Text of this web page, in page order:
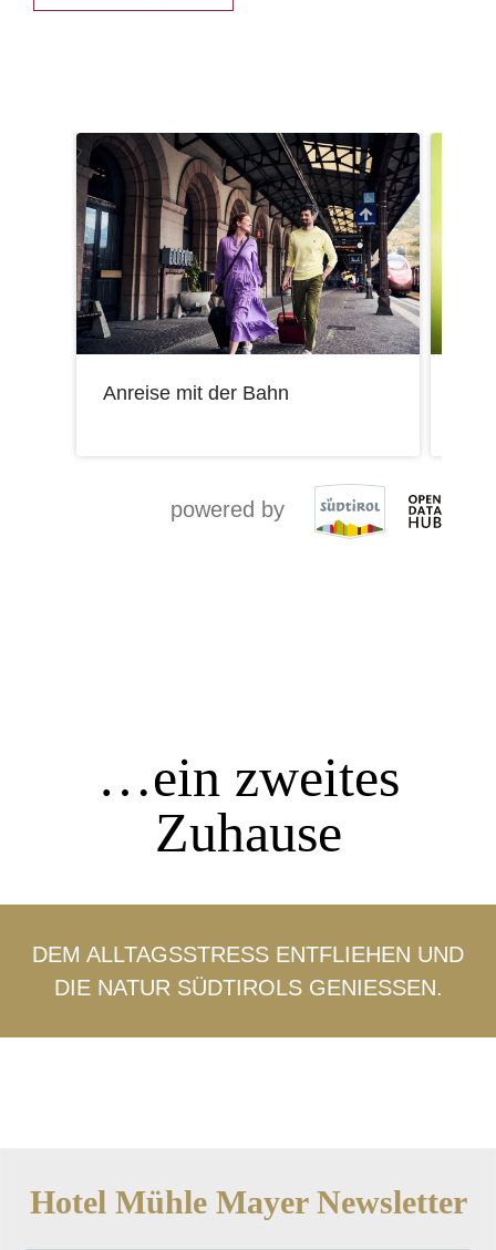
Anreise mit der Bahn
powered by
…ein zweites
Zuhause
DEM ALLTAGSSTRESS ENTFLIEHEN UND
DIE NATUR SÜDTIROLS GENIESSEN.
Hotel Mühle Mayer Newsletter